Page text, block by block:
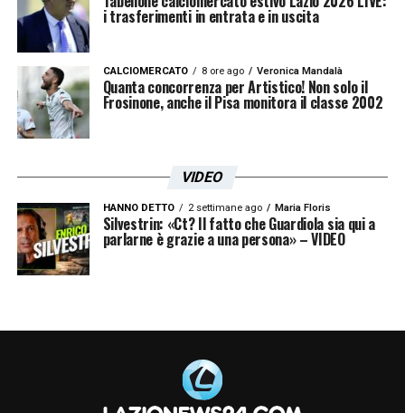
i trasferimenti in entrata e in uscita
CALCIOMERCATO 8 ore ago Veronica Mandalà
Quanta concorrenza per Artistico! Non solo il
Frosinone, anche il Pisa monitora il classe 2002
VIDEO
HANNO DETTO 2 settimane ago Maria Floris
Silvestrin: «Ct? Il fatto che Guardiola sia qui a
parlarne è grazie a una persona» – VIDEO